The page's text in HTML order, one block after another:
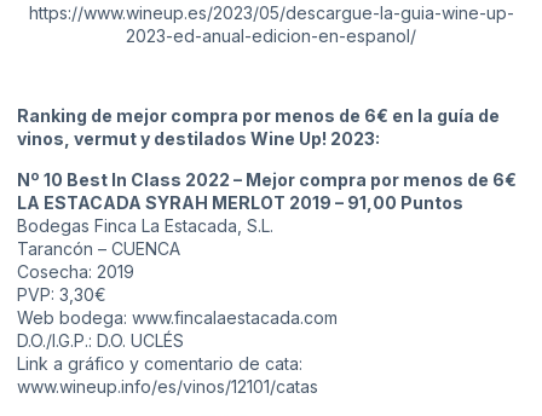
https://www.wineup.es/2023/05/descargue-la-guia-wine-up-
2023-ed-anual-edicion-en-espanol/
Ranking de mejor compra por menos de 6€ en la guía de
vinos, vermut y destilados Wine Up! 2023:
Nº 10 Best In Class 2022 – Mejor compra por menos de 6€
LA ESTACADA SYRAH MERLOT 2019 – 91,00 Puntos
Bodegas Finca La Estacada, S.L.
Tarancón – CUENCA
Cosecha: 2019
PVP: 3,30€
Web bodega: www.fincalaestacada.com
D.O./I.G.P.: D.O. UCLÉS
Link a gráfico y comentario de cata:
www.wineup.info/es/vinos/12101/catas